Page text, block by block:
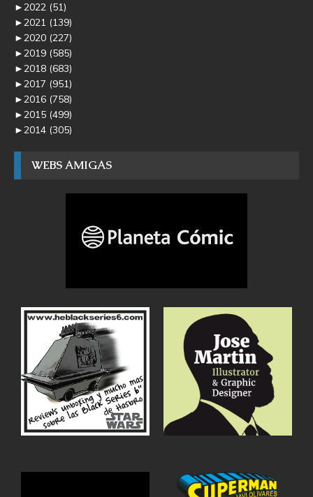
►2022 (51)
►2021 (139)
►2020 (227)
►2019 (585)
►2018 (683)
►2017 (951)
►2016 (758)
►2015 (499)
►2014 (305)
WEBS AMIGAS